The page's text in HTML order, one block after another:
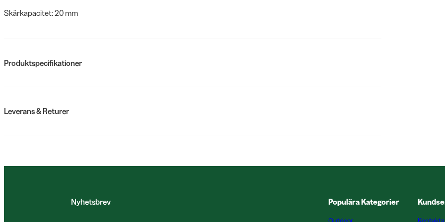
Skärkapacitet: 20 mm
Produktspecifikationer
Leverans & Returer
Nyhetsbrev Populära Kategorier